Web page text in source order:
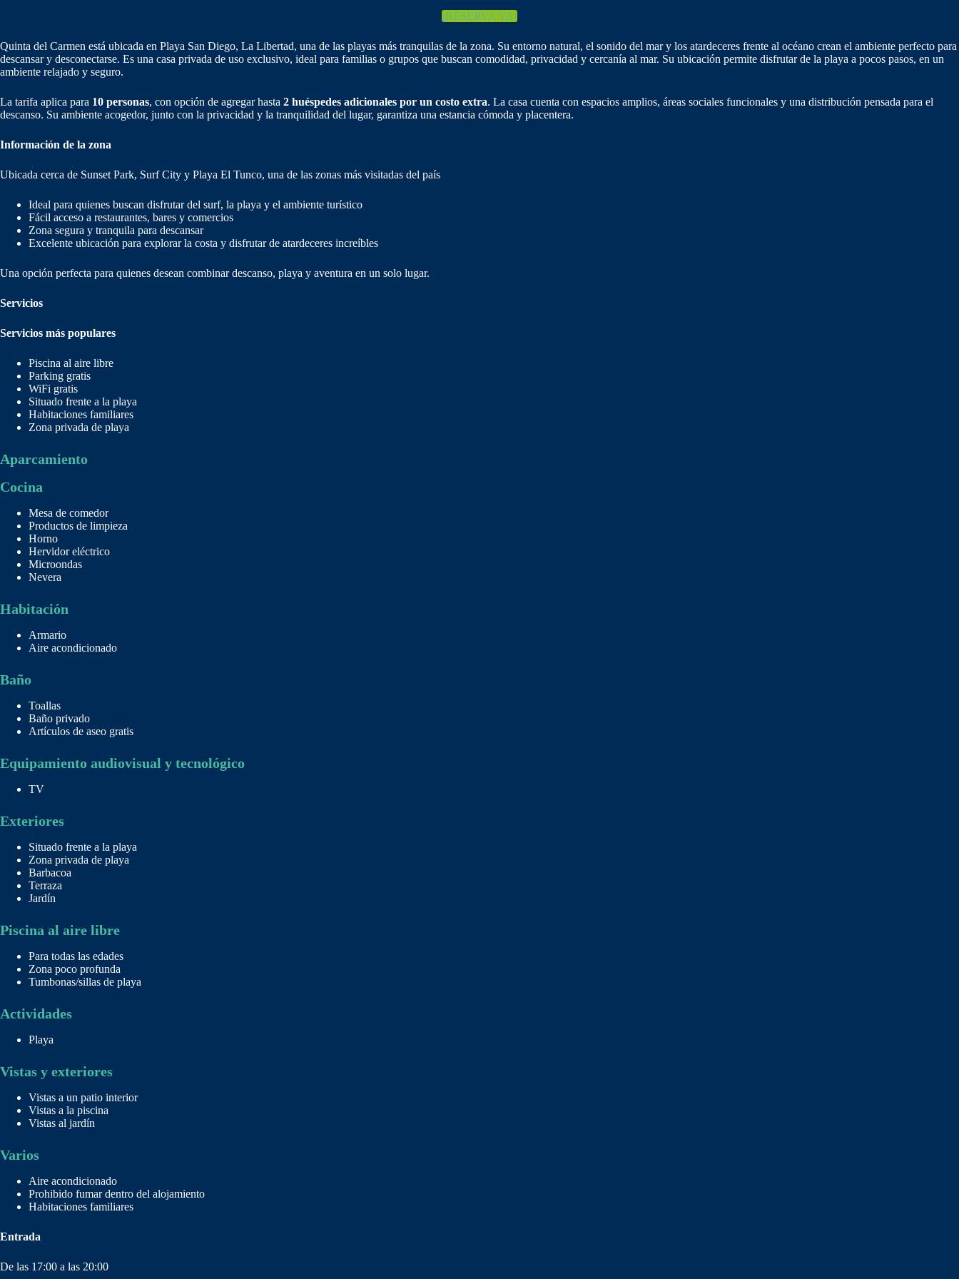
¡RESERVA YA!
Quinta del Carmen está ubicada en Playa San Diego, La Libertad, una de las playas más tranquilas de la zona. Su entorno natural, el sonido del mar y los atardeceres frente al océano crean el ambiente perfecto para
descansar y desconectarse. Es una casa privada de uso exclusivo, ideal para familias o grupos que buscan comodidad, privacidad y cercanía al mar. Su ubicación permite disfrutar de la playa a pocos pasos, en un
ambiente relajado y seguro.
La tarifa aplica para 10 personas, con opción de agregar hasta 2 huéspedes adicionales por un costo extra. La casa cuenta con espacios amplios, áreas sociales funcionales y una distribución pensada para el
descanso. Su ambiente acogedor, junto con la privacidad y la tranquilidad del lugar, garantiza una estancia cómoda y placentera.
Información de la zona
Ubicada cerca de Sunset Park, Surf City y Playa El Tunco, una de las zonas más visitadas del país
Ideal para quienes buscan disfrutar del surf, la playa y el ambiente turístico
Fácil acceso a restaurantes, bares y comercios
Zona segura y tranquila para descansar
Excelente ubicación para explorar la costa y disfrutar de atardeceres increíbles
Una opción perfecta para quienes desean combinar descanso, playa y aventura en un solo lugar.
Servicios
Servicios más populares
Piscina al aire libre
Parking gratis
WiFi gratis
Situado frente a la playa
Habitaciones familiares
Zona privada de playa
Aparcamiento
Cocina
Mesa de comedor
Productos de limpieza
Horno
Hervidor eléctrico
Microondas
Nevera
Habitación
Armario
Aire acondicionado
Baño
Toallas
Baño privado
Artículos de aseo gratis
Equipamiento audiovisual y tecnológico
TV
Exteriores
Situado frente a la playa
Zona privada de playa
Barbacoa
Terraza
Jardín
Piscina al aire libre
Para todas las edades
Zona poco profunda
Tumbonas/sillas de playa
Actividades
Playa
Vistas y exteriores
Vistas a un patio interior
Vistas a la piscina
Vistas al jardín
Varios
Aire acondicionado
Prohibido fumar dentro del alojamiento
Habitaciones familiares
Entrada
De las 17:00 a las 20:00